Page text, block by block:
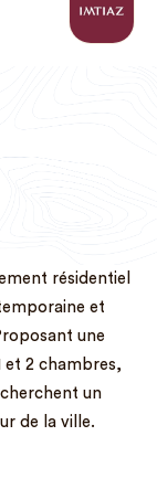
résidentiel
et
une
et 2 chambres,
un
de la ville.